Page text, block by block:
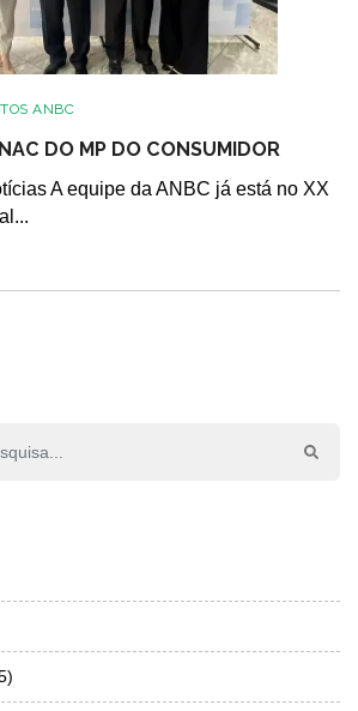
ANBC
DO MP DO CONSUMIDOR
A equipe da ANBC já está no XX